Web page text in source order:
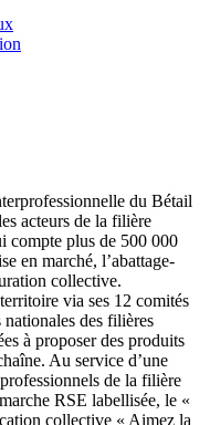
du Bétail
acteurs de la filière
compte plus de 500 000
en marché, l’abattage-
collective.
via ses 12 comités
des filières
à proposer des produits
Au service d’une
de la filière
RSE labellisée, le «
collective « Aimez la